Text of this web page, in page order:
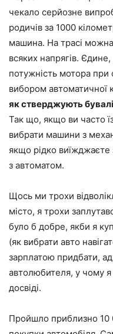
чекало серйозне
родичів за 1000
машина. На трасі
всяких напрягів.
потужність мотора при
вибором автоматичної
як стверджують
Так що, якщо ви часто
вибрати машини з
якщо рідко виїжджаєте
з автоматом.
Щось ми трохи
місто, я трохи
було б добре, якби я
(як вибрати авто
зарплатою придбати,
автолюбителя, у чому
досвіді.
Пройшло приблизно 10